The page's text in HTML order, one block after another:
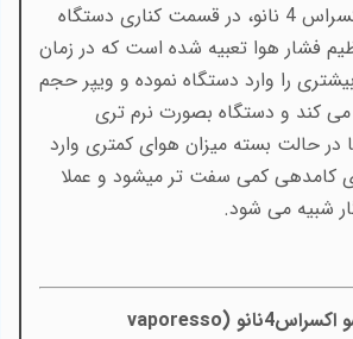
در بدنه ی دستگاه ایکسراس 4 نانو، در قسمت کناری دستگاه
فشار هوا تعبیه شده است که در زمان
را وارد دستگاه نموده و ویپر حجم
می کند و دستگاه بصورت نرم تری
در حالت بسته میزان هوای کمتری وارد
کامدهی کمی سفت تر میشود و عملا
شبیه می شود.
(
vaporesso